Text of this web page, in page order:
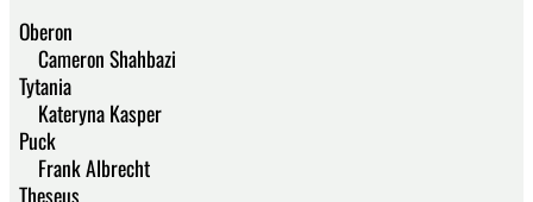
Oberon
Cameron Shahbazi
Tytania
Kateryna Kasper
Puck
Frank Albrecht
Theseus